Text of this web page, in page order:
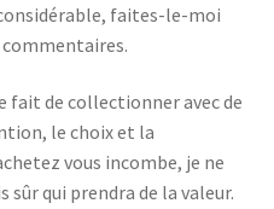
faites-le-moi
commentaires.
fait de collectionner avec de
le choix et la
vous incombe, je ne
sûr qui prendra de la valeur.